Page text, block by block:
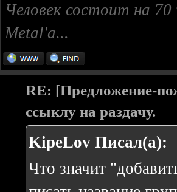
Человек состоит на
Metal'a...
RE: [Предложение-
ссыклу на раздачу.
KipeLov Писал(а):
Что значит